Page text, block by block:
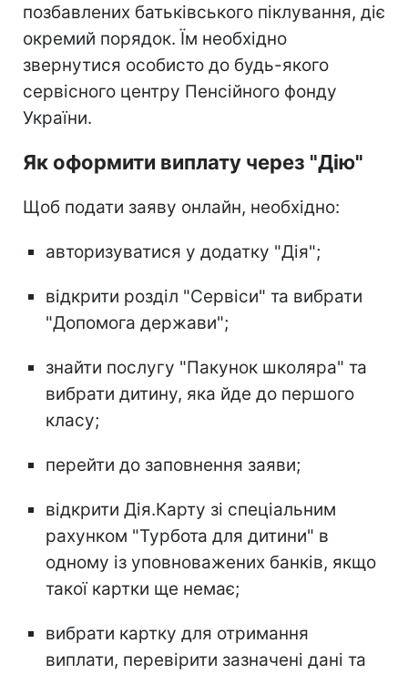
позбавлених батьківського піклування, діє
окремий порядок. Їм необхідно
звернутися особисто до будь-якого
сервісного центру Пенсійного фонду
України.
Як оформити виплату через "Дію"
Щоб подати заяву онлайн, необхідно:
авторизуватися у додатку "Дія";
відкрити розділ "Сервіси" та вибрати
"Допомога держави";
знайти послугу "Пакунок школяра" та
вибрати дитину, яка йде до першого
класу;
перейти до заповнення заяви;
відкрити Дія.Карту зі спеціальним
рахунком "Турбота для дитини" в
одному із уповноважених банків, якщо
такої картки ще немає;
вибрати картку для отримання
виплати, перевірити зазначені дані та